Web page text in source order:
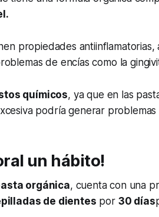
propiedades antiinflamatorias,
de encías como la
químicos, ya que en las
podría generar problemas
un hábito!
orgánica, cuenta con una
de dientes por 30 días